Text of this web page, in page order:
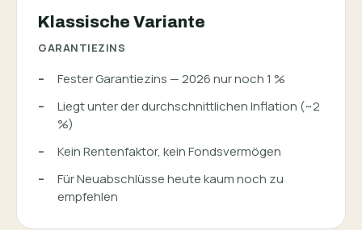
Klassische Variante
GARANTIEZINS
Fester Garantiezins — 2026 nur noch 1 %
Liegt unter der durchschnittlichen Inflation (~2
%)
Kein Rentenfaktor, kein Fondsvermögen
Für Neuabschlüsse heute kaum noch zu
empfehlen